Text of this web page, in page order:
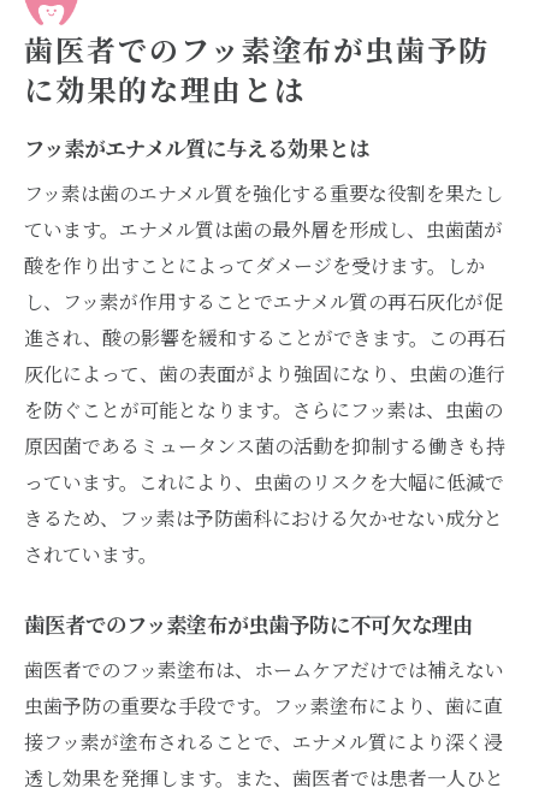
フッ素塗布が虫歯の進行を抑えるメカニズ
ム
歯医者でのプロフェッショナルなフッ素塗
布の利点
フッ素塗布の重要性を理解するために知ってお
くべき基礎知識
フッ素塗布の基本的な役割と作用
フッ素の安全性と効果についての知識
歯医者でのフッ素塗布のおすすめ理由
フッ素塗布の重要性を支える科学的データ
フッ素塗布と他の虫歯予防策との違い
フッ素塗布の効果を最大限に引き出すポイ
ント
歯医者でのフッ素塗布が子どもの歯を守る最前
子どもの歯におけるフッ素塗布の重要性
歯医者でのフッ素塗布による子ども向け虫
歯予防
子供の歯を守るためのフッ素塗布の効果
歯医者が提供するフッ素塗布の安心感
歯医者でのフッ素塗布が虫歯予防
に効果的な理由とは
フッ素がエナメル質に与える効果とは
フッ素は歯のエナメル質を強化する重要な役割を果たし
ています。エナメル質は歯の最外層を形成し、虫歯菌が
酸を作り出すことによってダメージを受けます。しか
し、フッ素が作用することでエナメル質の再石灰化が促
進され、酸の影響を緩和することができます。この再石
灰化によって、歯の表面がより強固になり、虫歯の進行
を防ぐことが可能となります。さらにフッ素は、虫歯の
原因菌であるミュータンス菌の活動を抑制する働きも持
っています。これにより、虫歯のリスクを大幅に低減で
きるため、フッ素は予防歯科における欠かせない成分と
されています。
歯医者でのフッ素塗布が虫歯予防に不可欠な理由
歯医者でのフッ素塗布は、ホームケアだけでは補えない
虫歯予防の重要な手段です。フッ素塗布により、歯に直
接フッ素が塗布されることで、エナメル質により深く浸
透し効果を発揮します。また、歯医者では患者一人ひと